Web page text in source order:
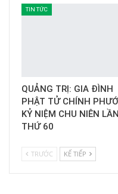
TIN TỨC
QUẢNG TRỊ: GIA ĐÌNH
PHẬT TỬ CHÍNH
KỶ NIỆM CHU NIÊN LẦN
THỨ 60
TRƯỚC KẾ TIẾP